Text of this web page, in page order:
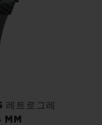
트로그레
MM